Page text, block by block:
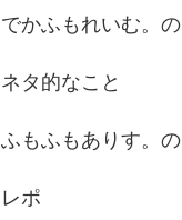
でかふもれいむ。
ネタ的なこと
ふもふもありす。
レポ